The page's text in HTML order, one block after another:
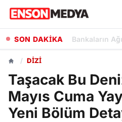
SON DAKİKA
/ DIZI
Taşacak Bu
Mayıs Cuma
Yeni Bölüm